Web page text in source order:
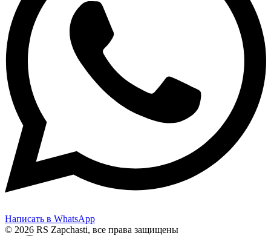
Написать в WhatsApp
© 2026 RS Zapchasti, все права защищены